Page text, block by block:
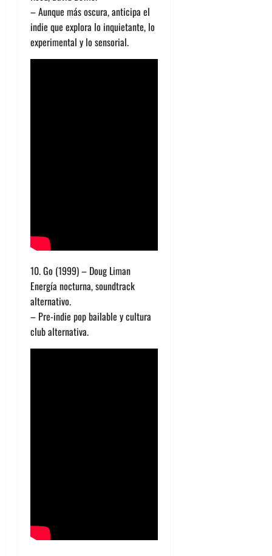
– Aunque más oscura, anticipa el
indie que explora lo inquietante, lo
experimental y lo sensorial.
10. Go (1999) – Doug Liman
Energía nocturna, soundtrack
alternativo.
– Pre-indie pop bailable y cultura
club alternativa.